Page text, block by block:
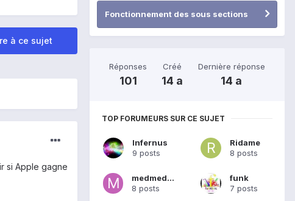
à ce sujet
si Apple gagne
Fonctionnement des sous sections
Réponses
101
Créé
14 a
Dernière réponse
14 a
TOP FORUMEURS SUR CE SUJET
Infernus
9 posts
Ridame
8 posts
medmed12
8 posts
funk
7 posts